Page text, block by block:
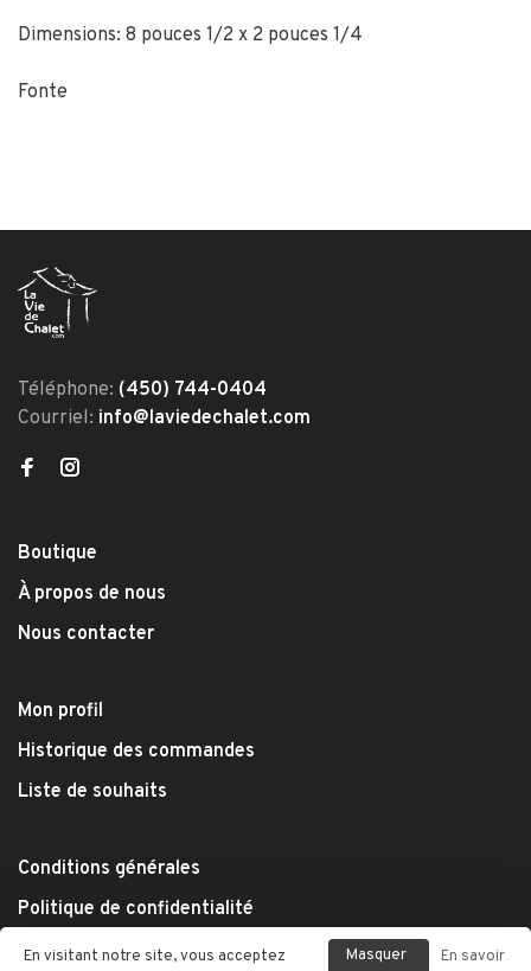
Dimensions: 8 pouces 1/2 x 2 pouces 1/4
Fonte
Téléphone: (450) 744-0404
Courriel: info@laviedechalet.com
Boutique
À propos de nous
Nous contacter
Mon profil
Historique des commandes
Liste de souhaits
Conditions générales
Politique de confidentialité
Modes de paiement
En visitant notre site, vous acceptez Masquer En savoir